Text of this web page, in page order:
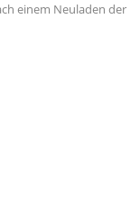
einem Neuladen der